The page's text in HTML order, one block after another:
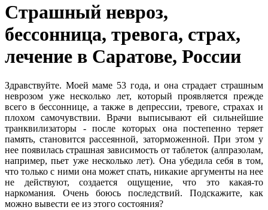
Страшный невроз,
бессонница, тревога, страх,
лечение в Саратове, России
Здравствуйте. Моей маме 53 года, и она страдает страшным
неврозом уже несколько лет, который проявляется прежде
всего в бессоннице, а также в депрессии, тревоге, страхах и
плохом самочувствии. Врачи выписывают ей сильнейшие
транквилизаторы - после которых она постепенно теряет
память, становится рассеянной, заторможенной. При этом у
нее появилась страшная зависимость от таблеток (алпразолам,
например, пьет уже несколько лет). Она убедила себя в том,
что только с ними она может спать, никакие аргументы на нее
не действуют, создается ощущение, что это какая-то
наркомания. Очень боюсь последствий. Подскажите, как
можно вывести ее из этого состояния?